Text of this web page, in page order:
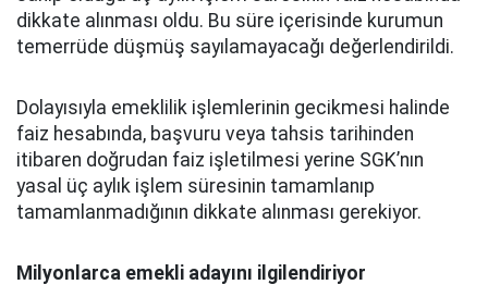
dikkate alınması oldu. Bu süre içerisinde kurumun
temerrüde düşmüş sayılamayacağı değerlendirildi.
Dolayısıyla emeklilik işlemlerinin gecikmesi halinde
faiz hesabında, başvuru veya tahsis tarihinden
itibaren doğrudan faiz işletilmesi yerine SGK’nın
yasal üç aylık işlem süresinin tamamlanıp
tamamlanmadığının dikkate alınması gerekiyor.
Milyonlarca emekli adayını ilgilendiriyor